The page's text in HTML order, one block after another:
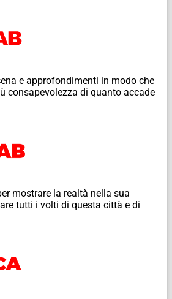
e approfondimenti in modo che
consapevolezza di quanto accade
mostrare la realtà nella sua
tutti i volti di questa città e di